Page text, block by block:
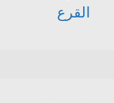
القرع